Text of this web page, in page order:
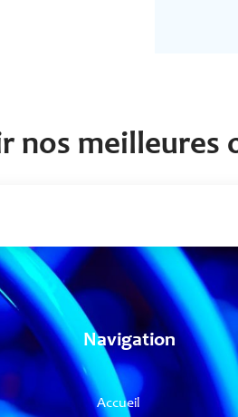
nos meilleures
Navigation
Accueil